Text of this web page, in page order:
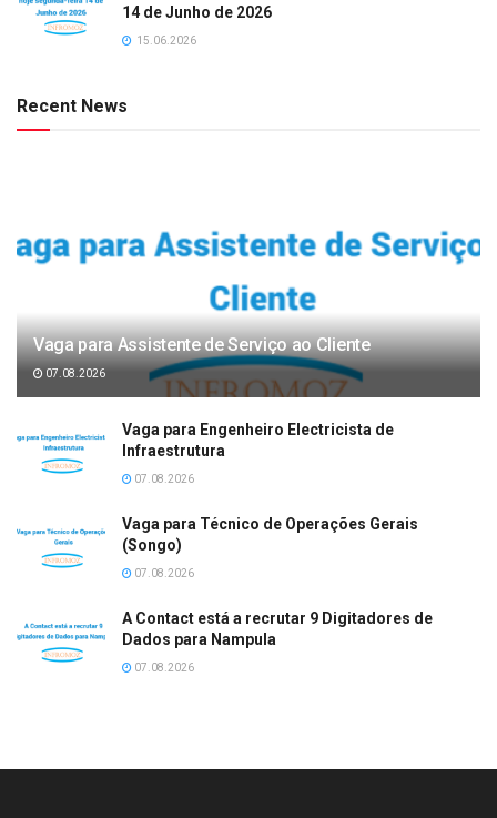
14 de Junho de 2026
15.06.2026
Recent News
Vaga para Assistente de Serviço ao Cliente
07.08.2026
Vaga para Engenheiro Electricista de
Infraestrutura
07.08.2026
Vaga para Técnico de Operações Gerais
(Songo)
07.08.2026
A Contact está a recrutar 9 Digitadores de
Dados para Nampula
07.08.2026